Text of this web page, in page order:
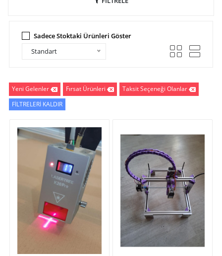
Sadece Stoktaki Ürünleri Göster
Standart
Yeni Gelenler Fırsat Ürünleri
Taksit Seçeneği Olanlar
FİLTRELERİ KALDIR